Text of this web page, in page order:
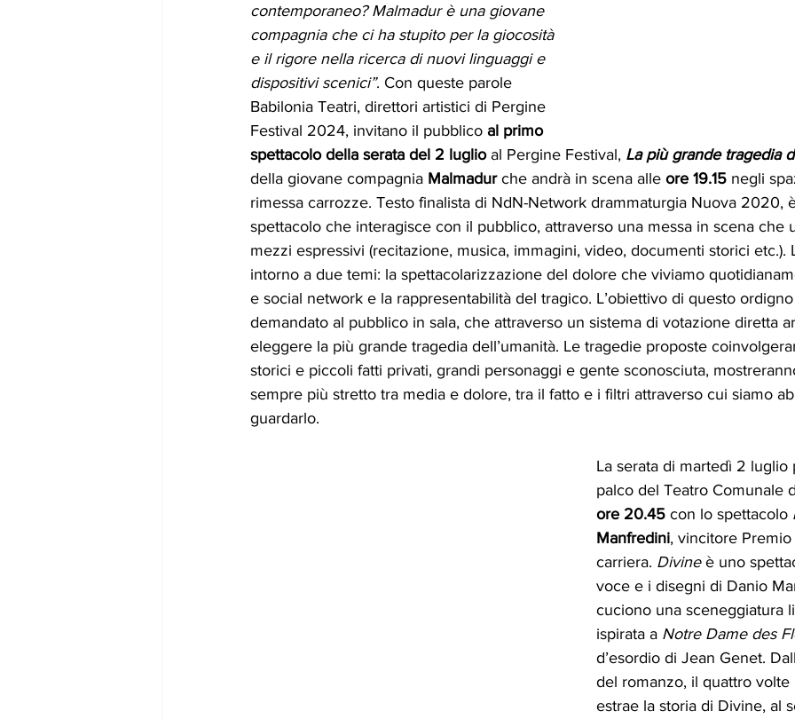
contemporaneo? Malmadur è una giovane
compagnia che ci ha stupito per la giocosità
e il rigore nella ricerca di nuovi linguaggi e
dispositivi scenici”. Con queste parole
Babilonia Teatri, direttori artistici di Pergine
Festival 2024, invitano il pubblico al primo
spettacolo della serata del 2 luglio al Pergine Festival, La più grande tragedia
della giovane compagnia Malmadur che andrà in scena alle ore 19.15 negli
rimessa carrozze. Testo finalista di NdN-Network drammaturgia Nuova 2020,
spettacolo che interagisce con il pubblico, attraverso una messa in scena che
mezzi espressivi (recitazione, musica, immagini, video, documenti storici etc.).
intorno a due temi: la spettacolarizzazione del dolore che viviamo
e social network e la rappresentabilità del tragico. L’obiettivo di questo
demandato al pubblico in sala, che attraverso un sistema di votazione diretta
eleggere la più grande tragedia dell’umanità. Le tragedie proposte
storici e piccoli fatti privati, grandi personaggi e gente sconosciuta,
sempre più stretto tra media e dolore, tra il fatto e i filtri attraverso cui siamo
guardarlo.
La serata di martedì 2
palco del Teatro Comunale
ore 20.45 con lo spettacolo
Manfredini, vincitore
carriera. Divine è uno
voce e i disegni di Danio
cuciono una sceneggiatura
ispirata a Notre Dame des
d’esordio di Jean Genet.
del romanzo, il quattro
estrae la storia di Divine, al